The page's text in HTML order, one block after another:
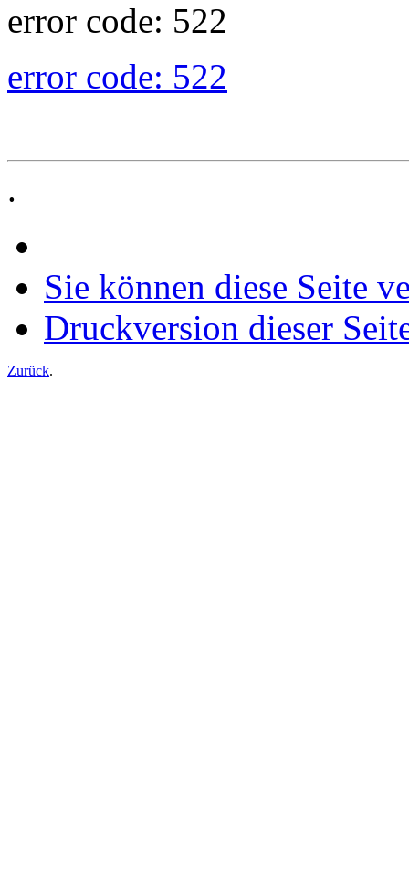
error code: 522
error code: 522
.
Sie können diese Seite
Druckversion dieser
Zurück.